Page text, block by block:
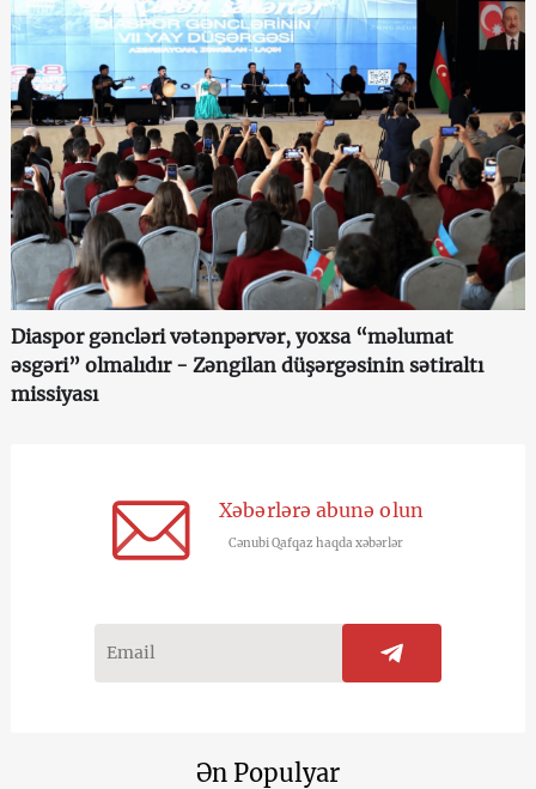
Diaspor gəncləri vətənpərvər, yoxsa “məlumat
əsgəri” olmalıdır - Zəngilan düşərgəsinin sətiraltı
missiyası
Xəbərlərə abunə olun
Cənubi Qafqaz haqda xəbərlər
Ən Populyar